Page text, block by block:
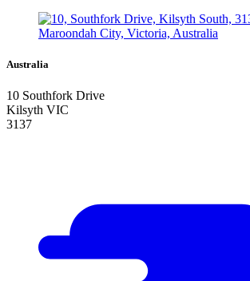
Australia
10 Southfork Drive
Kilsyth VIC
3137